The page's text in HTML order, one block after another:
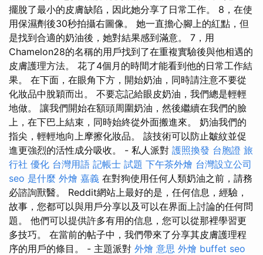
擺脫了最小的皮膚缺陷，因此她分享了日常工作。 8，在使
用保濕劑後30秒拍攝右圖像。 她一直擔心腳上的紅點，但
是找到合適的奶油後，她對結果感到滿意。 7，用
Chamelon28的名稱的用戶找到了在重複實驗後與他相遇的
皮膚護理方法。 花了4個月的時間才能看到他的日常工作結
果。 在下面，在眼角下方，開始奶油，同時請注意不要從
化妝品中脫穎而出。 不要忘記給眼皮奶油，我們總是輕輕
地做。 讓我們開始在額頭周圍奶油，然後繼續在我們的臉
上，在下巴上結束，同時始終從外面搬進來。 奶油我們的
指尖，輕輕地向上摩擦化妝品。 該技術可以防止皺紋並促
進更強烈的活性成分吸收。 - 私人派對 護照換發 台胞證 旅
行社 優化 台灣用語 記帳士 試題 下午茶外燴 台灣設立公司
seo 是什麼 外燴 嘉義 在對狗使用任何人類奶油之前，請務
必諮詢獸醫。 Reddit網站上最好的是，任何信息，經驗，
故事，您都可以與用戶分享以及可以在界面上討論的任何問
題。 他們可以提供許多有用的信息，您可以從那裡學習更
多技巧。 在當前的帖子中，我們帶來了分享其皮膚護理程
序的用戶的條目。 - 主題派對 外燴 意思 外燴 buffet seo